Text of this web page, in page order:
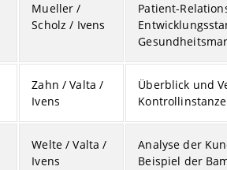
Mueller /
Scholz / Ivens
Patient-
Zahn / Valta /
Ivens
Überblick und
Welte / Valta /
Ivens
Analyse der
Beispiel der